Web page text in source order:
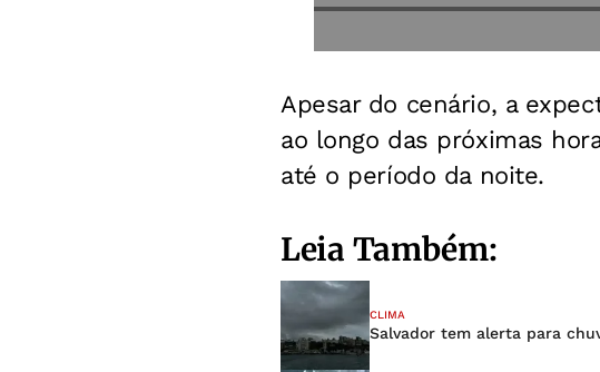
Apesar do cenário, a
ao longo das próximas
até o período da noite.
Leia Também:
CLIMA
Salvador tem alerta para